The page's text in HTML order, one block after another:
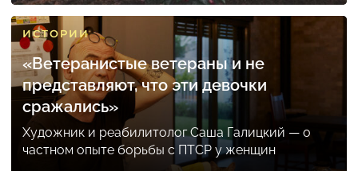
ИСТОРИИ
«Ветеранистые ветераны и не
представляют, что эти девочки
сражались»
Художник и реабилитолог Саша Галицкий — о
частном опыте борьбы с ПТСР у женщин